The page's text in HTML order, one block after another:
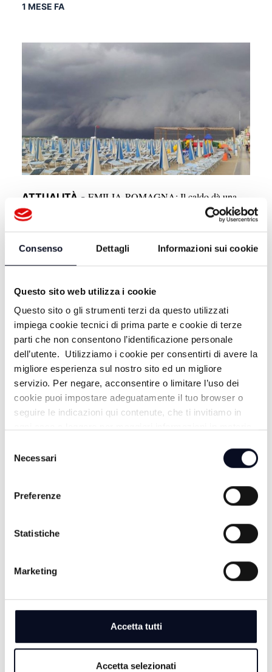
Consenso Dettagli Informazioni sui cookie
Questo sito web utilizza i cookie
Questo sito o gli strumenti terzi da questo utilizzati
impiega cookie tecnici di prima parte e cookie di terze
parti che non consentono l’identificazione personale
dell’utente. Utilizziamo i cookie per consentirti di avere la
migliore esperienza sul nostro sito ed un migliore
servizio. Per negare, acconsentire o limitare l’uso dei
cookie puoi impostare adeguatamente il tuo browser o
seguire le indicazioni qui contenute, che ti invitiamo in
delNecessari
Preferenze
Statistiche
Marketing
Accetta tutti
Accetta selezionati
1 MESE FA
ATTUALITÀ - EMILIA-ROMAGNA: Il caldo dà una
tregua, attenzione a temporali e allagamenti
CRONACA-FORLÌ: Scoppia incendio
nell'appartamento, un ferito grave